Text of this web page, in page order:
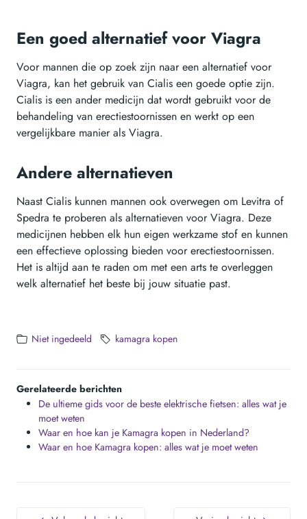
Een goed alternatief voor Viagra
Voor mannen die op zoek zijn naar een alternatief voor
Viagra, kan het gebruik van Cialis een goede optie zijn.
Cialis is een ander medicijn dat wordt gebruikt voor de
behandeling van erectiestoornissen en werkt op een
vergelijkbare manier als Viagra.
Andere alternatieven
Naast Cialis kunnen mannen ook overwegen om Levitra of
Spedra te proberen als alternatieven voor Viagra. Deze
medicijnen hebben elk hun eigen werkzame stof en kunnen
een effectieve oplossing bieden voor erectiestoornissen.
Het is altijd aan te raden om met een arts te overleggen
welk alternatief het beste bij jouw situatie past.
Niet ingedeeld kamagra kopen
Gerelateerde berichten
De ultieme gids voor de beste elektrische fietsen: alles wat je
moet weten
Waar en hoe kan je Kamagra kopen in Nederland?
Waar en hoe Kamagra kopen: alles wat je moet weten